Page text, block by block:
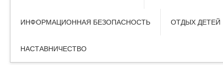
ИНФОРМАЦИОННАЯ БЕЗОПАСНОСТЬ ОТДЫХ ДЕТЕЙ
НАСТАВНИЧЕСТВО